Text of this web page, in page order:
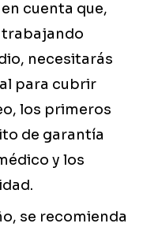
cuenta que,
trabajando
necesitarás
para cubrir
los primeros
de garantía
y los
se recomienda